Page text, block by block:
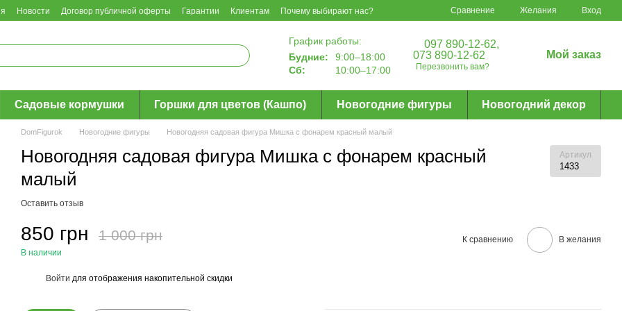
Новости Договор публичной оферты Гарантии Клиентам Почему выбирают нас? Сравнение Желания Вход
График работы:
Будние:
9:00–18:00
Сб:
10:00–17:00
097 890-12-62,
073 890-12-62
Перезвонить вам?
Мой заказ
Садовые кормушки Горшки для цветов (Кашпо) Новогодние фигуры Новогодний декор
DomFigurok Новогодние фигуры Новогодняя садовая фигура Мишка с фонарем красный малый
Новогодняя садовая фигура Мишка с фонарем красный
малый
Артикул
1433
Оставить отзыв
850 грн 1 000 грн
В наличии
К сравнению В желания
Войти для отображения накопительной скидки